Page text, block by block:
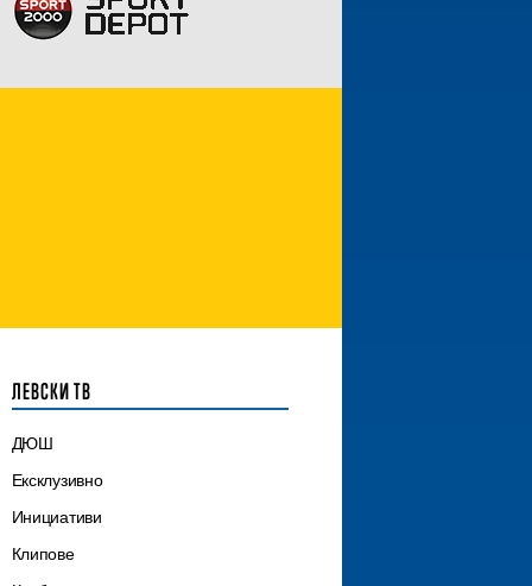
ЛЕВСКИ ТВ
ДЮШ
Ексклузивно
Инициативи
Клипове